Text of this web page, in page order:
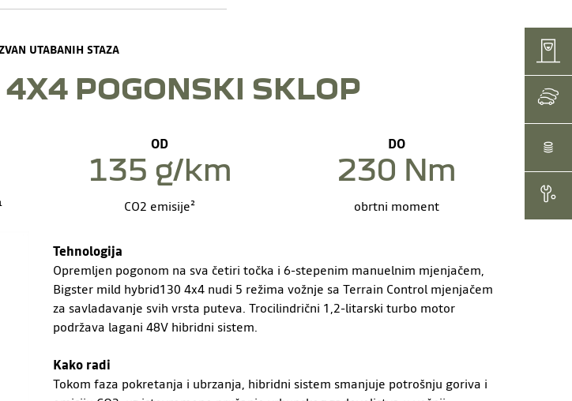
NOVA
UTABANIH STAZA
POGONSKI SKLOP
OD
135 g/km
CO2 emisije²
DO
230 Nm
obrtni moment
Tehnologija
Opremljen pogonom na sva četiri točka i 6-stepenim manuelnim mjenjačem,
Bigster mild hybrid130 4x4 nudi 5 režima vožnje sa Terrain Control mjenjačem
za savladavanje svih vrsta puteva. Trocilindrični 1,2-litarski turbo motor
podržava lagani 48V hibridni sistem.
Kako radi
Tokom faza pokretanja i ubrzanja, hibridni sistem smanjuje potrošnju goriva i